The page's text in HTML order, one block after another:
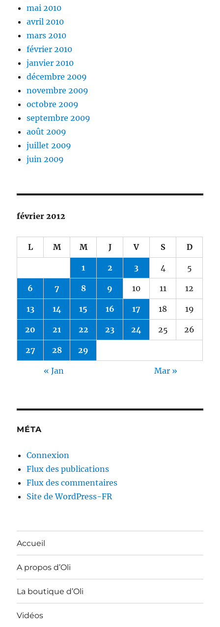
mai 2010
avril 2010
mars 2010
février 2010
janvier 2010
décembre 2009
novembre 2009
octobre 2009
septembre 2009
août 2009
juillet 2009
juin 2009
février 2012
L M M J V S D
1 2 3 4 5
6 7 8 9 10 11 12
13 14 15 16 17 18 19
20 21 22 23 24 25 26
27 28 29
« Jan Mar »
MÉTA
Connexion
Flux des publications
Flux des commentaires
Site de WordPress-FR
Accueil
A propos d’Oli
La boutique d’Oli
Vidéos